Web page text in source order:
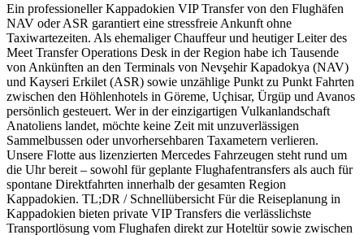
Ein professioneller Kappadokien VIP Transfer von den Flughäfen
NAV oder ASR garantiert eine stressfreie Ankunft ohne
Taxiwartezeiten. Als ehemaliger Chauffeur und heutiger Leiter des
Meet Transfer Operations Desk in der Region habe ich Tausende
von Ankünften an den Terminals von Nevşehir Kapadokya (NAV)
und Kayseri Erkilet (ASR) sowie unzählige Punkt zu Punkt Fahrten
zwischen den Höhlenhotels in Göreme, Uçhisar, Ürgüp und Avanos
persönlich gesteuert. Wer in der einzigartigen Vulkanlandschaft
Anatoliens landet, möchte keine Zeit mit unzuverlässigen
Sammelbussen oder unvorhersehbaren Taxametern verlieren.
Unsere Flotte aus lizenzierten Mercedes Fahrzeugen steht rund um
die Uhr bereit – sowohl für geplante Flughafentransfers als auch für
spontane Direktfahrten innerhalb der gesamten Region
Kappadokien. TL;DR / Schnellübersicht Für die Reiseplanung in
Kappadokien bieten private VIP Transfers die verlässlichste
Transportlösung vom Flughafen direkt zur Hoteltür sowie zwischen